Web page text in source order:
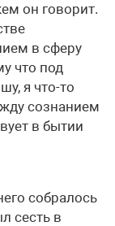
он говорит.
в сферу
что под
я что-то
сознанием
в бытии
собралось
сесть в